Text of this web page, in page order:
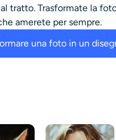
tratto. Trasformate la
amerete per sempre.
una foto in un